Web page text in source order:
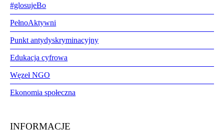
#glosujeBo
PełnoAktywni
Punkt antydyskryminacyjny
Edukacja cyfrowa
Węzeł NGO
Ekonomia społeczna
INFORMACJE